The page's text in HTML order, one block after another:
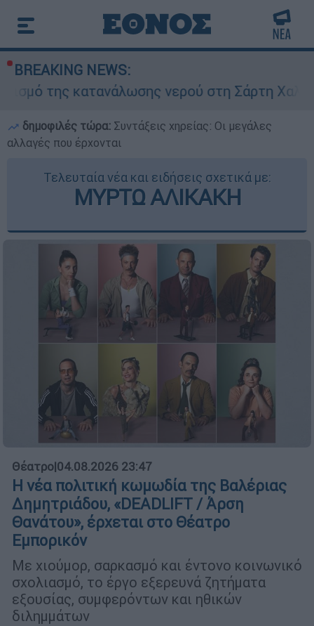
BREAKING NEWS:
κατανάλωσης νερού στη Σάρτη Χαλκιδικής -
δημοφιλές τώρα: Συντάξεις χηρείας: Οι μεγάλες
αλλαγές που έρχονται
Τελευταία νέα και ειδήσεις σχετικά με:
ΜΥΡΤΩ ΑΛΙΚΑΚΗ
Θέατρο|04.08.2026 23:47
Η νέα πολιτική κωμωδία της Βαλέριας
Δημητριάδου, «DEADLIFT / Άρση
Θανάτου», έρχεται στο Θέατρο
Εμπορικόν
Με χιούμορ, σαρκασμό και έντονο κοινωνικό
σχολιασμό, το έργο εξερευνά ζητήματα
εξουσίας, συμφερόντων και ηθικών
διλημμάτων